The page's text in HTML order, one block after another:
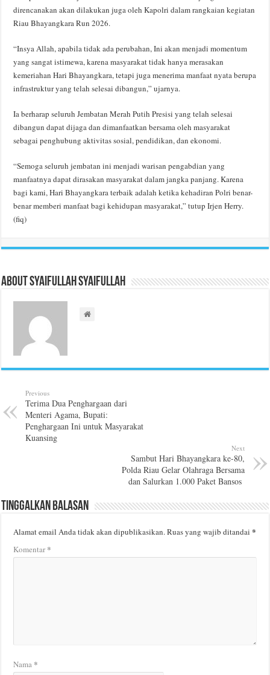
direncanakan akan dilakukan juga oleh Kapolri dalam rangkaian kegiatan
Riau Bhayangkara Run 2026.
“Insya Allah, apabila tidak ada perubahan, Ini akan menjadi momentum
yang sangat istimewa, karena masyarakat tidak hanya merasakan
kemeriahan Hari Bhayangkara, tetapi juga menerima manfaat nyata berupa
infrastruktur yang telah selesai dibangun,” ujarnya.
Ia berharap seluruh Jembatan Merah Putih Presisi yang telah selesai
dibangun dapat dijaga dan dimanfaatkan bersama oleh masyarakat
sebagai penghubung aktivitas sosial, pendidikan, dan ekonomi.
“Semoga seluruh jembatan ini menjadi warisan pengabdian yang
manfaatnya dapat dirasakan masyarakat dalam jangka panjang. Karena
bagi kami, Hari Bhayangkara terbaik adalah ketika kehadiran Polri benar-
benar memberi manfaat bagi kehidupan masyarakat,” tutup Irjen Herry.
(fiq)
About Syaifullah Syaifullah
Previous
Terima Dua Penghargaan dari
Menteri Agama, Bupati:
Penghargaan Ini untuk Masyarakat
Kuansing
Next
Sambut Hari Bhayangkara ke-80,
Polda Riau Gelar Olahraga Bersama
dan Salurkan 1.000 Paket Bansos
Tinggalkan Balasan
Alamat email Anda tidak akan dipublikasikan.Ruas yang wajib ditandai*
Komentar*
Nama *